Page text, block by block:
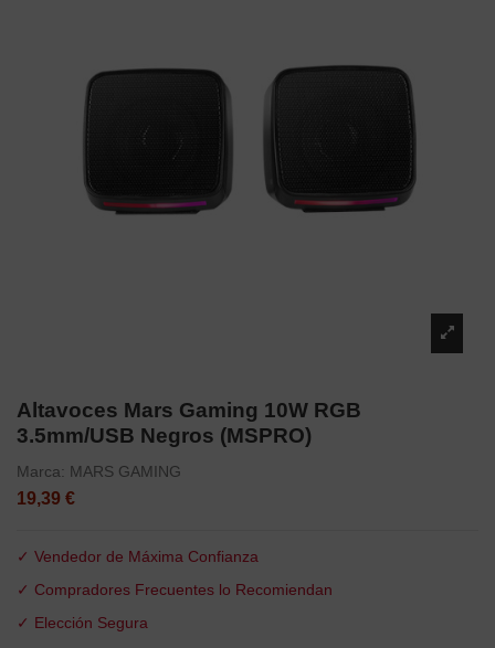
Altavoces Mars Gaming 10W RGB
3.5mm/USB Negros (MSPRO)
Marca: MARS GAMING
19,39 €
✓ Vendedor de Máxima Confianza
✓ Compradores Frecuentes lo Recomiendan
✓ Elección Segura